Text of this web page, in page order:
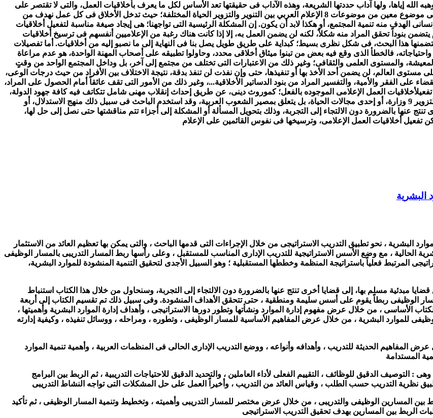
الله إياها، ولها آداب حددتها الشريعة، وهذه الآداب فى حقيقتها تعد الأساس لكل ما يعرف بأخلاقيات العمل، والتى لا تقتصر على
موضوع معين من موضوعات 8 الإعلام العربي بين التنوير والتزوير
الحياة المختلفة؛ حيث تدخل الأخلاق فى كل عمل نهدف من
الهدف منه تنمية المجتمع، أو هكذا لابد أن يكون. إن المشكلة الرئيسية التى تواجهنا؛ هى إيجاد صيغة مناسبة لتفعيل أخلاقيات
يتضمن بنوداًتحقق المراد منه شكلاً، لكنه لن يضمن العمل به، إلا إذا كانت هناك رغبة من الإعلاميين أنفسهم فى ترسيخ أخلاقيات
هذا البحث، فى شكل نظرى بسيط؛ كبداية على طريق طويل يصل بنا فى النهاية إلى ما نصبو إليه من أخلاقيات. أما تفصيلات
فالخطأ الذى وقع فيه بعض من تبنوا ميثاق أخلاقى محدد، وحاولوا تطبيقه على أصحاب المهنة الواحدة، هو عدم مراعاة
المعيشة، والمستوى العلمى والثقافى؛ وغير ذلك من الاعتبارات التى تختلف من مجتمع إلى آخر، بل وداخل المجتمع الواحد من وقتٍ
على مستوى العالم، لن يضمن أحد الأخذ بها أو تنفيذها، حتى وإن نفذت لن تنفذ بدقة، نتيجة الاختلاف بين الأفراد من حيث درجات الوعى،
على الفقر والأمية، والتفسير المراد من بنود الدساتير الأخلاقية...، وغير ذلك من الأمور التى تقف عائقاً أمام الحصول على المراد،
أخلاقيات العمل الإعلامى الموجوده بالفعل؛ كموروث دينى، عن طريق إحداث إنقلاب مهنى شامل تتكاتف فيه كافة جهود الدولة،
9 وزارة، أو إحدى مجالات الحياة، بل يتعلق بمصير الشعوب العربية، وقد استخدم الباحث فى سبيل ذلك منهج الاستدلال، أو
عنها بالضرورة دون الالتجاء إلى التجربة، وذلك بتحويل المسألة أو المشكلة إلى أجزاء تتم مناقشتها حتى نصل إلى حل لها،
تفعيل أخلاقيات العمل الإعلامى، وترسيخها فى نفوس القائمين على الإعلام
البشرية
البشرية ، نحو تطبيق التدريب الاستراتيجى من خلال الإجراءات التى قدمها الباحث ، والتى يمكن بها تعظيم العائد من الاستثمار
الحالية ، مع وضع الأسس الاستراتيجية للتدريب الإدارى المناسب للمستقبل ، وعلى رأسها ربط المسار التدريبى بالمسار الوظيفى
المرتبط فعلياً باستراتيجة المنظمة وخططها المستقبلية ؛ وهو السبيل الأجدى لتحقيق التنمية المنشودة للموارد البشرية،
مبدئية مسلم بها، إلى قضايا أخرى تنتج عنها بالضرورة دون الالتجاء إلى التجربة، وسنحاول من خلال هذا الكتاب استنباط
الوظيفى ربطاً يقوم على أسس سليمة ومنطقية ، حتى تتحقق الأهداف المنشودة. وفى سبيل ذلك تم تقسيم الكتاب إلى أربعة
الأساسى ، من خلال عرض مفهوم إدارة الموارد ونشأتها وتطور دورها الاستراتيجى ، وأهداف إدارة الموارد البشرية وأهميتها ،
للموارد البشرية ، من خلال عرض المفاهيم الأساسية للمسار الوظيفى ، وتطوره ، ومراحله ، ووسائل تنفيذه ، وكيفية إدارته
المفاهيم الحديثة للتدريب ، وأهدافه وأنواعه ، ووضع التدريب الإدارى الحالى فى المنظمات العربية ، وأهمية تنمية الموارد
المستدامة
التوصيف الدقيق للوظائف ، التقييم الفعلى لأداء العاملين ، والتحديد الدقيق للاحتياجات التدريبية ، ثم الربط بين البرامج
تطبيق نظرية التدريب حسب الطلب ، وقياس العائد من التدريب ، وأخيراً العمل على حل المشكلات التى تواجه النشاط التدريبى
بين المسارين الوظيفى والتدريبى ، من خلال عرض مختصر للمسار التدريبى وأهميته ، وتخطيط وتنمية المسار الوظيفى ، ثم تأكيد
الربط بين المسارين بهدف تحقيق التدريب الاستراتيجى